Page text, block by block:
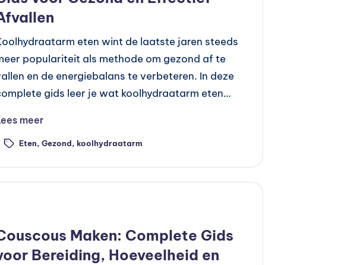
eten wint de laatste jaren steeds
populariteit als methode om gezond af te
en de energiebalans te verbeteren. In deze
gids leer je wat koolhydraatarm eten…
meer
Eten, Gezond, koolhydraatarm
Maken: Complete Gids
Bereiding, Hoeveelheid en